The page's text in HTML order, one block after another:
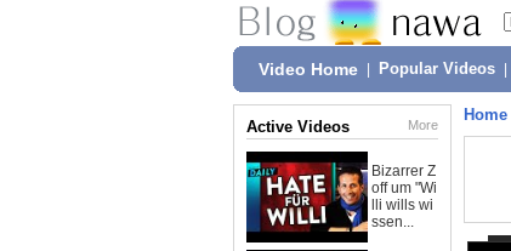
Video Home Popular Videos
Active Videos More
Bizarrer Z
off um "Wi
lli wills wi
ssen...
Home